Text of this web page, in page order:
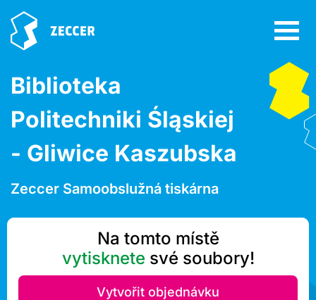
Biblioteka
Politechniki Śląskiej
- Gliwice Kaszubska
Zeccer Samoobslužná tiskárna
Na tomto místě
vytisknete své soubory!
Vytvořit objednávku